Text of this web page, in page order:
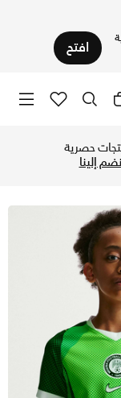
افتح
حصرية
إلينا